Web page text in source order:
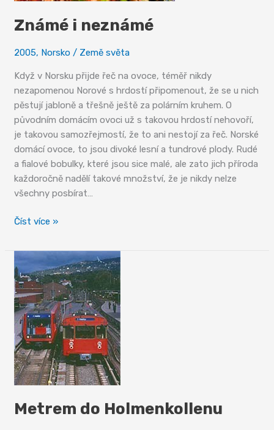
Známé i neznámé
2005, Norsko / Země světa
Když v Norsku přijde řeč na ovoce, téměř nikdy
nezapomenou Norové s hrdostí připomenout, že se u nich
pěstují jabloně a třešně ještě za polárním kruhem. O
původním domácím ovoci už s takovou hrdostí nehovoří,
je takovou samozřejmostí, že to ani nestojí za řeč. Norské
domácí ovoce, to jsou divoké lesní a tundrové plody. Rudé
a fialové bobulky, které jsou sice malé, ale zato jich příroda
každoročně nadělí takové množství, že je nikdy nelze
všechny posbírat…
Známé
neznámé
Číst více »
Metrem do Holmenkollenu